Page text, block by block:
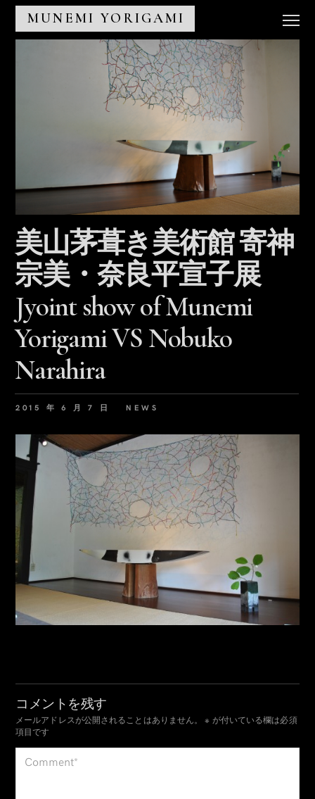
MUNEMI YORIGAMI
美山茅葺き美術館 寄神
宗美・奈良平宣子展
Jyoint show of Munemi
Yorigami VS Nobuko
Narahira
2015 年 6 月 7 日 NEWS
コメントを残す
メールアドレスが公開されることはありません。 ※ が付いている欄は必須
項目です